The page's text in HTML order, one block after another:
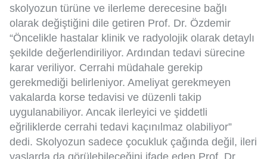
skolyozun türüne ve ilerleme derecesine bağlı
olarak değiştiğini dile getiren Prof. Dr. Özdemir
“Öncelikle hastalar klinik ve radyolojik olarak detaylı
şekilde değerlendiriliyor. Ardından tedavi sürecine
karar veriliyor. Cerrahi müdahale gerekip
gerekmediği belirleniyor. Ameliyat gerekmeyen
vakalarda korse tedavisi ve düzenli takip
uygulanabiliyor. Ancak ilerleyici ve şiddetli
eğriliklerde cerrahi tedavi kaçınılmaz olabiliyor”
dedi. Skolyozun sadece çocukluk çağında değil, ileri
yaşlarda da görülebileceğini ifade eden Prof. Dr.